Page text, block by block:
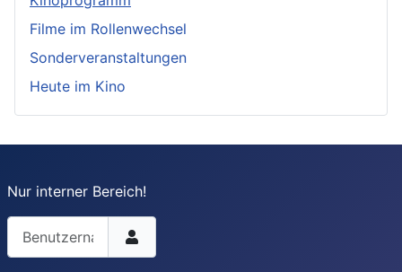
Filme im Rollenwechsel
Sonderveranstaltungen
Heute im Kino
Nur interner Bereich!